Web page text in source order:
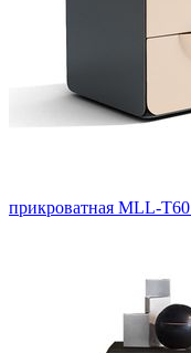
прикроватная MLL-T60